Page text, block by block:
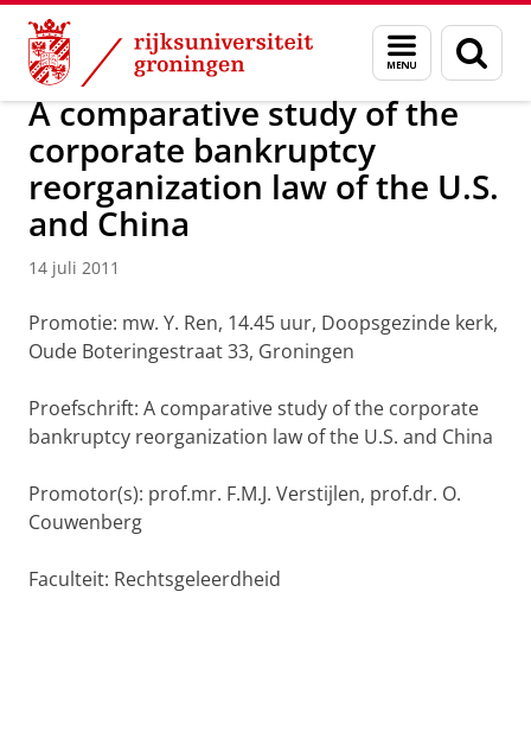
Skip
Content
Skip
Navigation
Menu
en
zoeken
Over ons Actueel Nieuws Nieuwsberichten
A comparative study of the
corporate bankruptcy
reorganization law of the U.S.
and China
14 juli 2011
Promotie: mw. Y. Ren, 14.45 uur, Doopsgezinde kerk,
Oude Boteringestraat 33, Groningen
Proefschrift: A comparative study of the corporate
bankruptcy reorganization law of the U.S. and China
Promotor(s): prof.mr. F.M.J. Verstijlen, prof.dr. O.
Couwenberg
Faculteit: Rechtsgeleerdheid